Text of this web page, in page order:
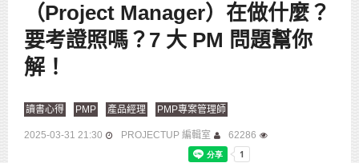
（Project Manager）在做什麼？
要考證照嗎？7 大 PM 問題幫你
解！
讀書心得 PMP 產品經理 PMP專案管理師
2025-03-31 21:30 PROJECTUP 編輯室 62286